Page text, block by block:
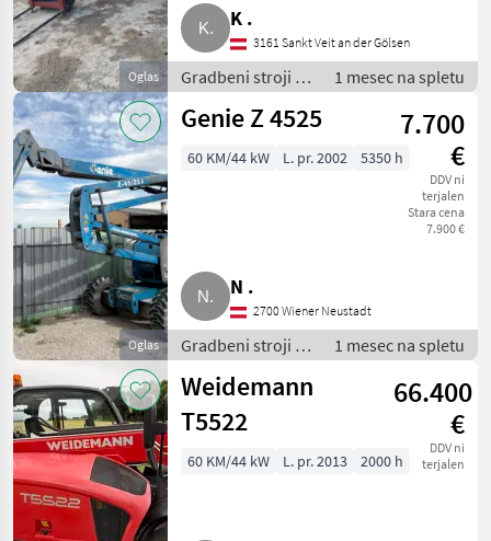
Oglas
K .
3161 Sankt Veit an der Gölsen
Gradbeni stroji /
Teleskopski
nakladalniki
1 mesec na spletu
Oglas
Genie Z 4525
7.700
€
DDV ni
terjalen
Stara cena
7.900 €
60 KM/44 kW L. pr. 2002 5350 h
N .
2700 Wiener Neustadt
Gradbeni stroji /
Teleskopski
nakladalniki
1 mesec na spletu
Weidemann
T5522
66.400
€
DDV ni
terjalen
60 KM/44 kW L. pr. 2013 2000 h